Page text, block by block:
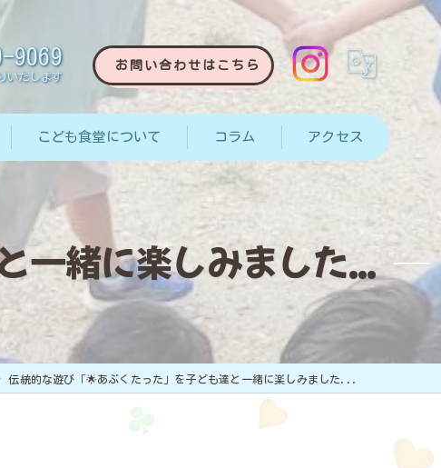
9069
いたします
お問い合わせはこちら
こども食堂について コラム アクセス
一緒に楽しみました...
伝統的な遊び「🌟あぶくたった」を子ども達と一緒に楽しみました...